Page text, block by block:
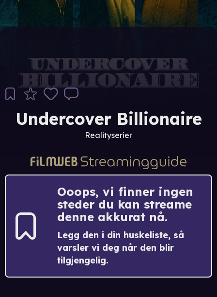
Undercover Billionaire
Realityserier
Ooops, vi finner ingen
steder du kan streame
denne akkurat nå.
Legg den i din huskeliste, så
varsler vi deg når den blir
tilgjengelig.